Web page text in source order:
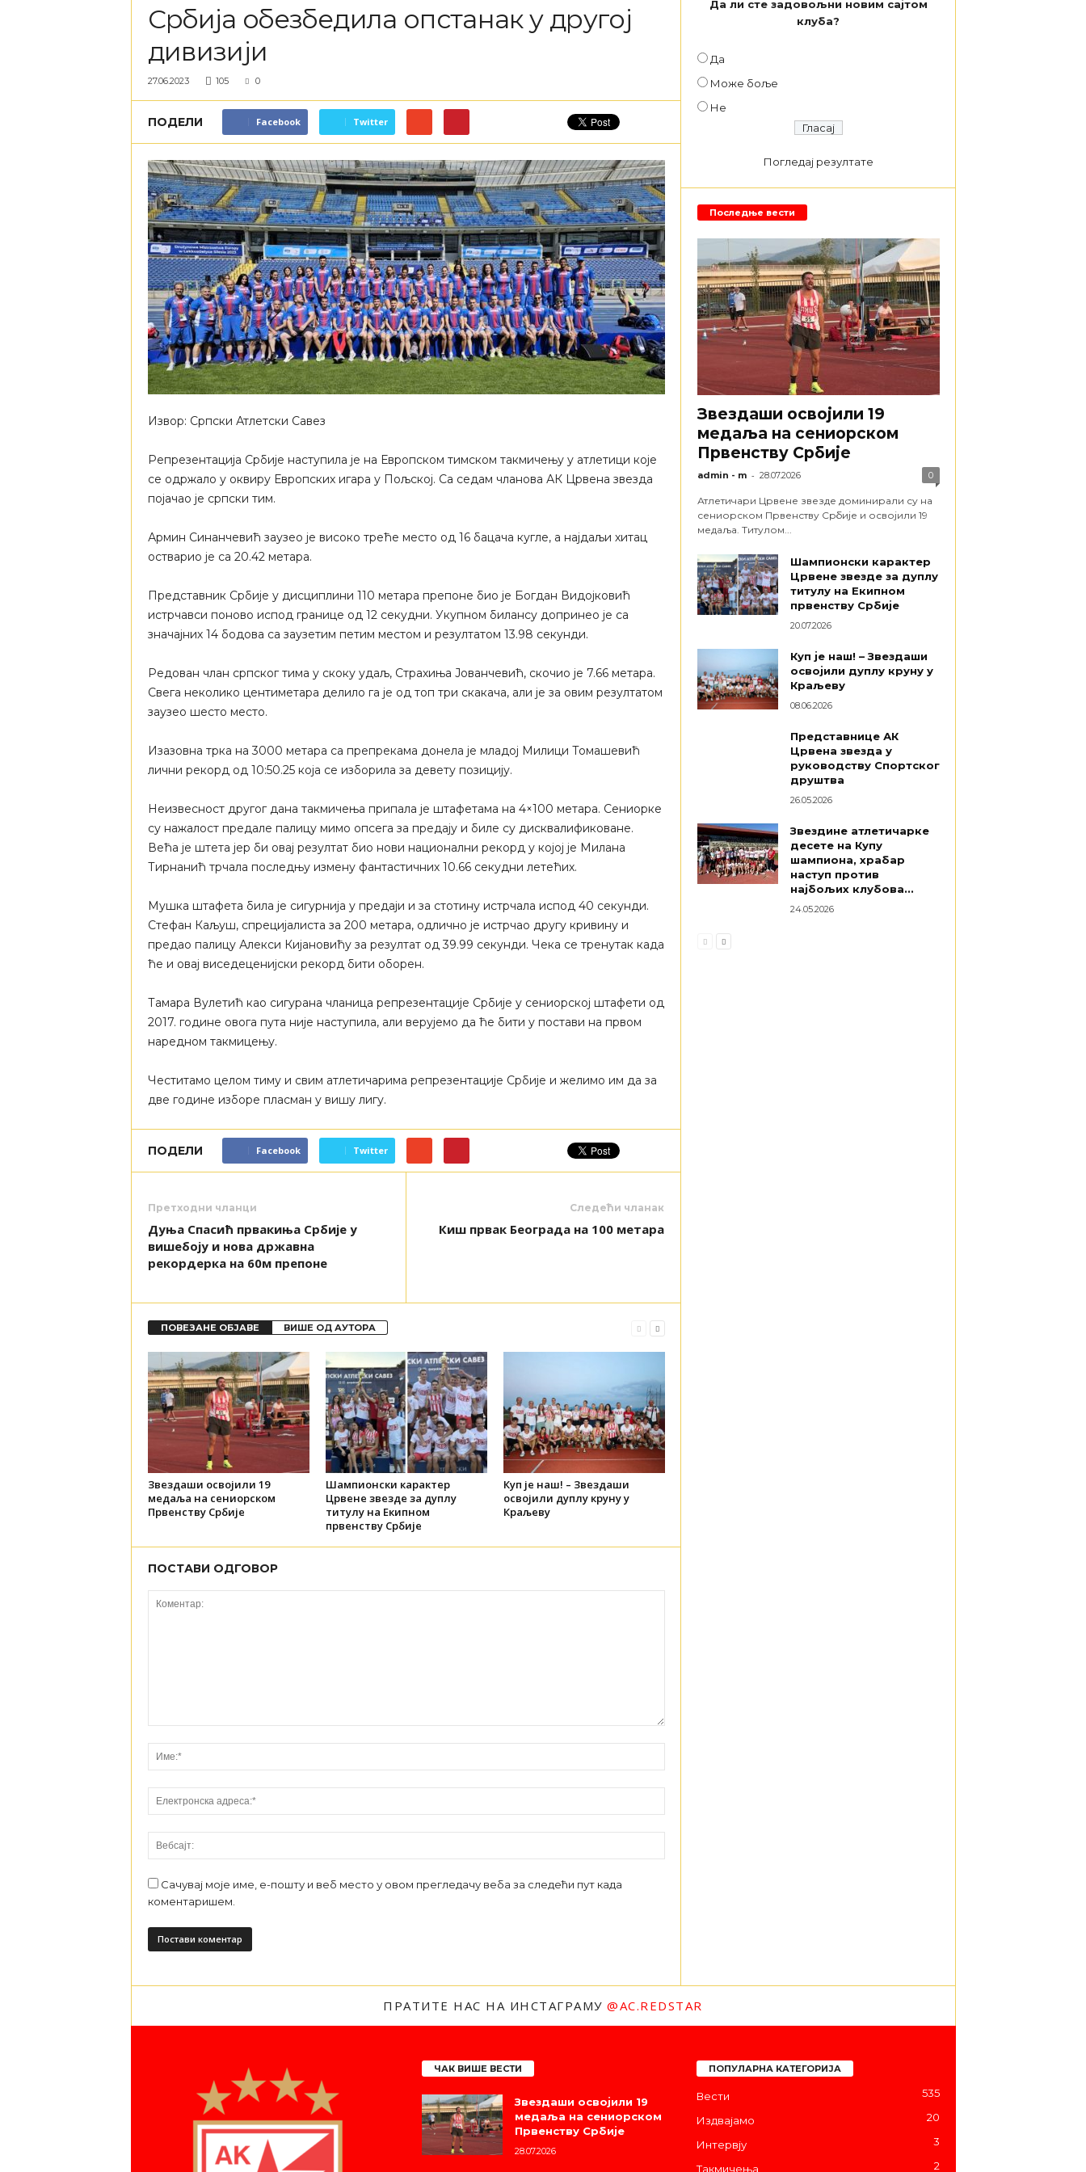
Србија обезбедила опстанак у другој
дивизији
27.06.2023 105 0
ПОДЕЛИ Facebook Twitter
Извор: Српски Атлетски Савез
Репрезентација Србије наступила је на Европском тимском такмичењу у атлетици које
се одржало у оквиру Европских игара у Пољској. Са седам чланова АК Црвена звезда
појачао је српски тим.
Армин Синанчевић заузео је високо треће место од 16 бацача кугле, а најдаљи хитац
остварио је са 20.42 метара.
Представник Србије у дисциплини 110 метара препоне био је Богдан Видојковић
истрчавси поново испод границе од 12 секудни. Укупном билансу допринео је са
значајних 14 бодова са заузетим петим местом и резултатом 13.98 секунди.
Редован члан српског тима у скоку удаљ, Страхиња Јованчевић, скочио је 7.66 метара.
Свега неколико центиметара делило га је од топ три скакача, али је за овим резултатом
заузео шесто место.
Изазовна трка на 3000 метара са препрекама донела је младој Милици Томашевић
лични рекорд од 10:50.25 која се изборила за девету позицију.
Неизвесност другог дана такмичења припала је штафетама на 4×100 метара. Сениорке
су нажалост предале палицу мимо опсега за предају и биле су дисквалификоване.
Већа је штета јер би овај резултат био нови национални рекорд у којој је Милана
Тирнанић трчала последњу измену фантастичних 10.66 секудни летећих.
Мушка штафета била је сигурнија у предаји и за стотину истрчала испод 40 секунди.
Стефан Каљуш, спрецијалиста за 200 метара, одлично је истрчао другу кривину и
предао палицу Алекси Кијановићу за резултат од 39.99 секунди. Чека се тренутак када
ће и овај виседеценијски рекорд бити оборен.
Тамара Вулетић као сигурана чланица репрезентације Србије у сениорској штафети од
2017. године овога пута није наступила, али верујемо да ће бити у постави на првом
наредном такмицењу.
Честитамо целом тиму и свим атлетичарима репрезентације Србије и желимо им да за
две године изборе пласман у вишу лигу.
ПОДЕЛИ Facebook Twitter
Претходни чланци
Дуња Спасић првакиња Србије у
вишебоју и нова државна
рекордерка на 60м препоне
Следећи чланак
Киш првак Београда на 100 метара
ПОВЕЗАНЕ ОБЈАВЕ ВИШЕ ОД АУТОРА
Звездаши освојили 19
медаља на сениорском
Првенству Србије
Шампионски карактер
Црвене звезде за дуплу
титулу на Екипном
првенству Србије
Куп је наш! – Звездаши
освојили дуплу круну у
Краљеву
ПОСТАВИ ОДГОВОР
Сачувај моје име, е-пошту и веб место у овом прегледачу веба за следећи пут када
коментаришем.
Да ли сте задовољни новим сајтом
клуба?
Да
Може боље
Не
Погледај резултате
Последње вести
Звездаши освојили 19
медаља на сениорском
Првенству Србије
admin - m - 28.07.2026 0
Атлетичари Црвене звезде доминирали су на
сениорском Првенству Србије и освојили 19
медаља. Титулом...
Шампионски карактер
Црвене звезде за дуплу
титулу на Екипном
првенству Србије
20.07.2026
Куп је наш! – Звездаши
освојили дуплу круну у
Краљеву
08.06.2026
Представнице АК
Црвена звезда у
руководству Спортског
друштва
26.05.2026
Звездине атлетичарке
десете на Купу
шампиона, храбар
наступ против
најбољих клубова...
24.05.2026
ПРАТИТЕ НАС НА ИНСТАГРАМУ@AC.REDSTAR
ЧАК ВИШЕ ВЕСТИ
Звездаши освојили 19
медаља на сениорском
Првенству Србије
28.07.2026
ПОПУЛАРНА КАТЕГОРИЈА
Вести 535
Издвајамо 20
Интервју 3
Такмичења 2